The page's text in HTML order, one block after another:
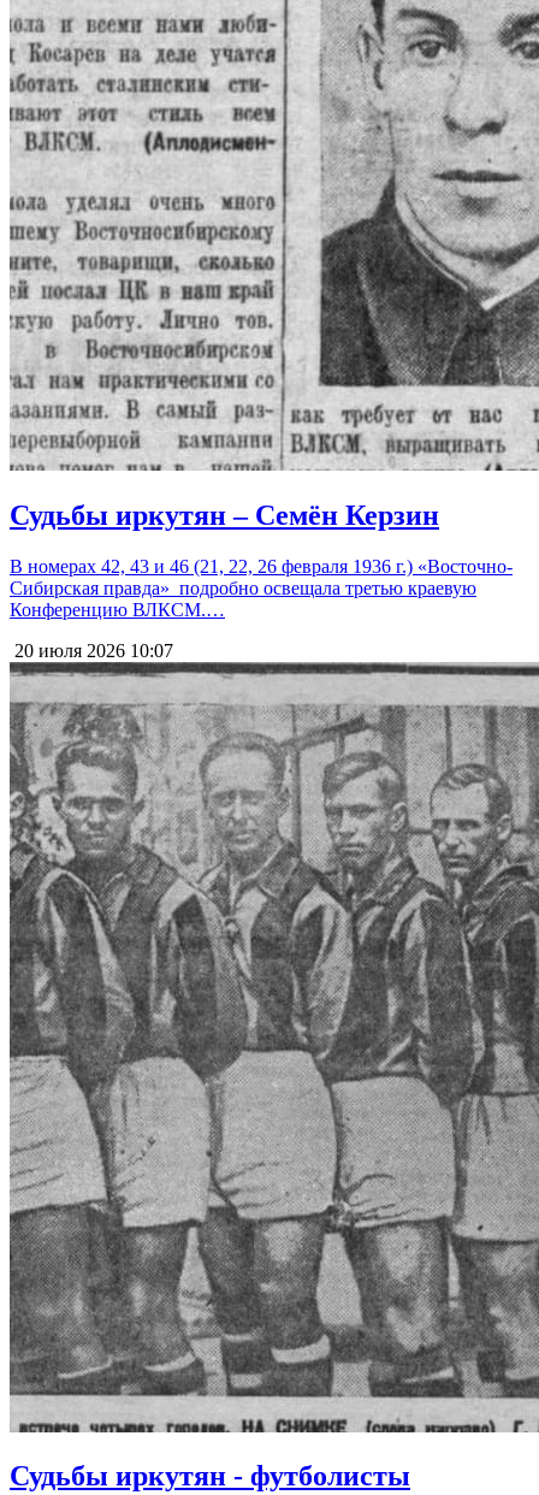
Судьбы иркутян – Семён Керзин
В номерах 42, 43 и 46 (21, 22, 26 февраля 1936 г.) «Восточно-
Сибирская правда» подробно освещала третью краевую
Конференцию ВЛКСМ.…
20 июля 2026 10:07
Судьбы иркутян - футболисты